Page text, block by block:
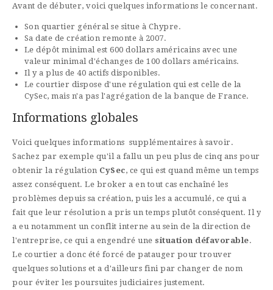
Avant de débuter, voici quelques informations le concernant.
Son quartier général se situe à Chypre.
Sa date de création remonte à 2007.
Le dépôt minimal est 600 dollars américains avec une
valeur minimal d'échanges de 100 dollars américains.
Il y a plus de 40 actifs disponibles.
Le courtier dispose d'une régulation qui est celle de la
CySec, mais n'a pas l'agrégation de la banque de France.
Informations globales
Voici quelques informations supplémentaires à savoir.
Sachez par exemple qu'il a fallu un peu plus de cinq ans pour
obtenir la régulation CySec, ce qui est quand même un temps
assez conséquent. Le broker a en tout cas enchaîné les
problèmes depuis sa création, puis les a accumulé, ce qui a
fait que leur résolution a pris un temps plutôt conséquent. Il y
a eu notamment un conflit interne au sein de la direction de
l'entreprise, ce qui a engendré une situation défavorable.
Le courtier a donc été forcé de patauger pour trouver
quelques solutions et a d'ailleurs fini par changer de nom
pour éviter les poursuites judiciaires justement.